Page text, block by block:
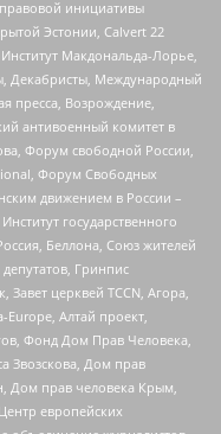
инициативы
Эстонии, Calvert 22
Макдональда-Лорье,
Декабристы, Международный
пресса, Возрождение,
антивоенный комитет в
Форум свободной России,
Форум Свободных
движением в России –
государственного
Беллона, Союз жителей
Гринпис
церквей TCCN, Агора,
Алтай проект,
Фонд Дом Прав Человека,
Звозскова, Дом прав
Дом прав человека Крым,
европейских